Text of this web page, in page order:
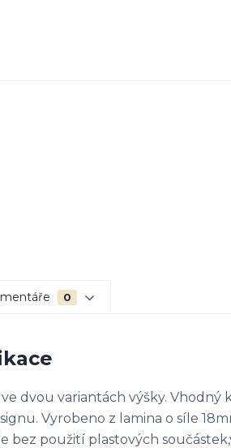
0
dvou variantách výšky.
Vyrobeno z lamina o síle
bez použití plastových